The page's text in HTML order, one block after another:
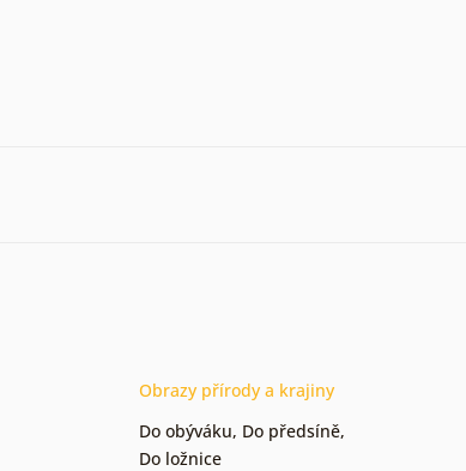
Obrazy přírody a krajiny
Do obýváku, Do předsíně,
Do ložnice